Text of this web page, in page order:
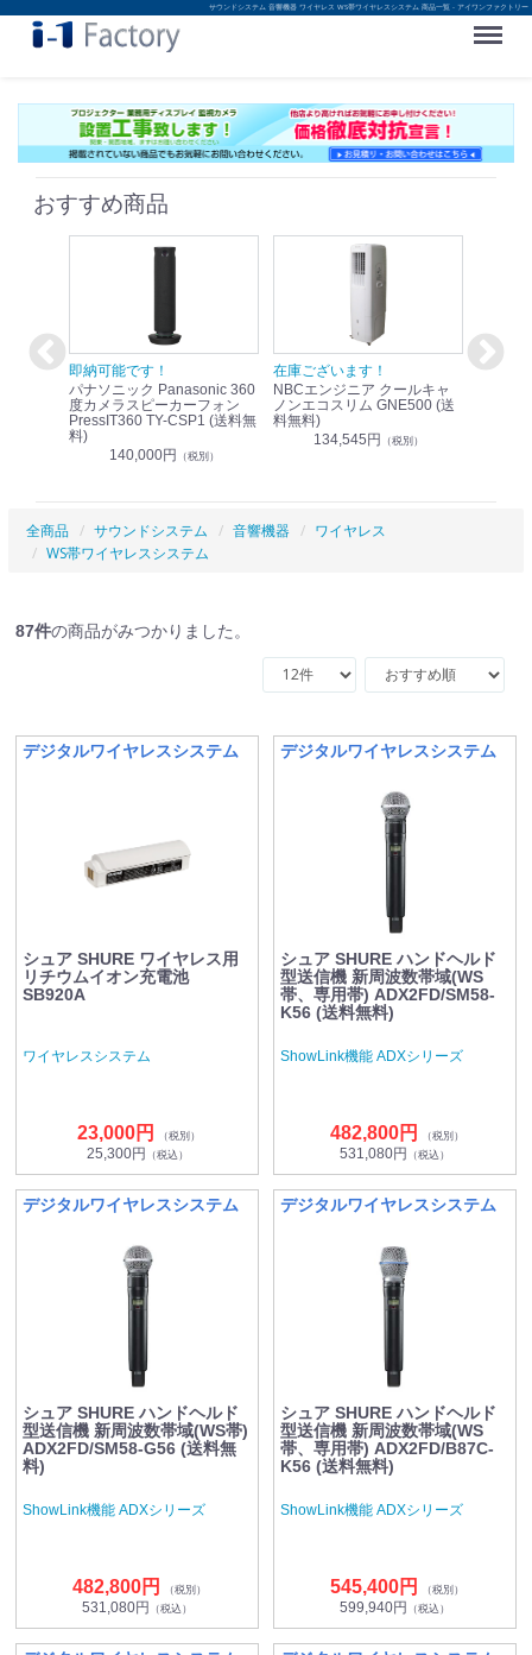
サウンドシステム 音響機器 ワイヤレス WS帯ワイヤレスシステム 商品一覧 - アイワンファクトリー
Menu
おすすめ商品
即納可能です！
パナソニック Panasonic 360
度カメラスピーカーフォン
PressIT360 TY-CSP1 (送料無
料)
140,000円 （税別）
在庫ございます！
NBCエンジニア クールキャ
ノンエコスリム GNE500 (送
料無料)
134,545円 （税別）
即納可
全商品 サウンドシステム 音響機器
ワイヤレス
WS帯ワイヤレスシステム
87件の商品がみつかりました。
デジタルワイヤレスシステム
シュア SHURE ワイヤレス用
リチウムイオン充電池
SB920A
ワイヤレスシステム
23,000円 （税別）
25,300円 （税込）
デジタルワイヤレスシステム
シュア SHURE ハンドヘルド
型送信機 新周波数帯域(WS
帯、専用帯) ADX2FD/SM58-
K56 (送料無料)
ShowLink機能 ADXシリーズ
482,800円 （税別）
531,080円 （税込）
デジタルワイヤレスシステム
シュア SHURE ハンドヘルド
型送信機 新周波数帯域(WS帯)
ADX2FD/SM58-G56 (送料無
料)
ShowLink機能 ADXシリーズ
482,800円 （税別）
531,080円 （税込）
デジタルワイヤレスシステム
シュア SHURE ハンドヘルド
型送信機 新周波数帯域(WS
帯、専用帯) ADX2FD/B87C-
K56 (送料無料)
ShowLink機能 ADXシリーズ
545,400円 （税別）
599,940円 （税込）